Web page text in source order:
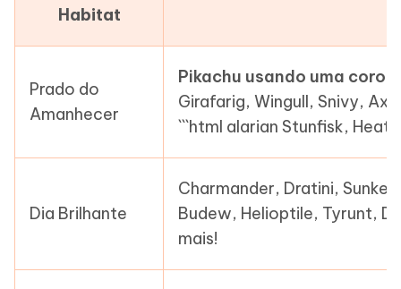
Habitat
Prado do
Amanhecer
Pikachu usando uma
Girafarig, Wingull, Snivy,
```html alarian Stunfisk,
Dia Brilhante
Charmander, Dratini,
Budew, Helioptile, Tyrunt,
mais!